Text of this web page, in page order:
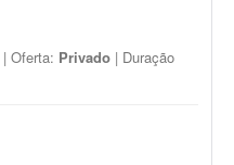
| Oferta: Privado | Duração